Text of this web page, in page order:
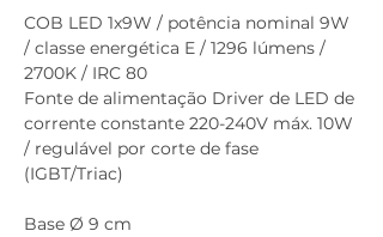
COB LED 1x9W / potência nominal 9W
/ classe energética E / 1296 lúmens /
2700K / IRC 80
Fonte de alimentação Driver de LED de
corrente constante 220-240V máx. 10W
/ regulável por corte de fase
(IGBT/Triac)
Base Ø 9 cm